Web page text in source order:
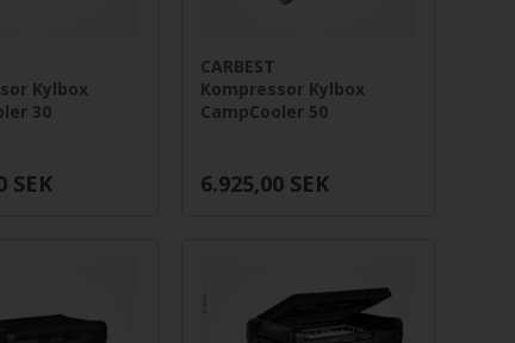
Kylbox
30
SEK
CARBEST
Kompressor Kylbox
CampCooler 50
6.925,00 SEK